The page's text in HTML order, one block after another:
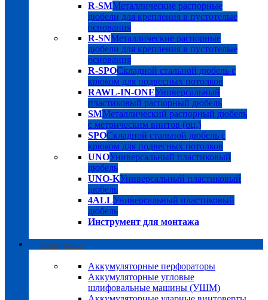
R-SMМеталлические распорные
дюбели для крепления в пустотелые
основания
R-SNМеталлические распорные
дюбели для крепления в пустотелые
основания
R-SPOСкладной стальной дюбель с
крюком для подвесных потолков
RAWL-IN-ONEУниверсальный
пластиковый распорный дюбель
SMМеталлический распорный дюбель
с метрическим винтов (оц.)
SPOСкладной стальной дюбель с
крюком для подвесных потолков
UNOУниверсальный пластиковый
дюбель
UNO-KУниверсальный пластиковый
дюбель
4ALLУниверсальный пластиковый
дюбель
Инструмент для монтажа
Инструмент
Аккумуляторные перфораторы
Аккумуляторные угловые
шлифовальные машины (УШМ)